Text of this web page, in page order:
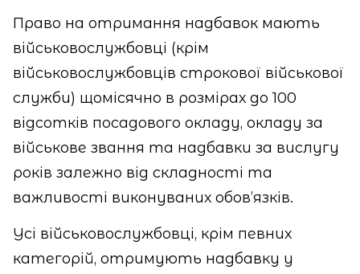
Право на отримання надбавок мають
військовослужбовці (крім
військовослужбовців строкової військової
служби) щомісячно в розмірах до 100
відсотків посадового окладу, окладу за
військове звання та надбавки за вислугу
років залежно від складності та
важливості виконуваних обов’язків.
Усі військовослужбовці, крім певних
категорій, отримують надбавку у